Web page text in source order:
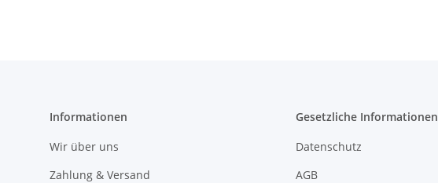
Informationen
Wir über uns
Zahlung & Versand
Gesetzliche Informationen
Datenschutz
AGB